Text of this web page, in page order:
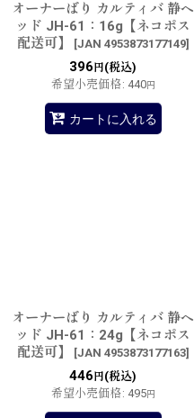
オーナーばり カルティバ 静ヘ
ッド JH-61：16g【ネコポス
配送可】
[JAN 4953873177149]
396 円(税込)
希望小売価格: 440円
カートに入れる
オーナーばり カルティバ 静ヘ
ッド JH-61：24g【ネコポス
配送可】
[JAN 4953873177163]
446 円(税込)
希望小売価格: 495円